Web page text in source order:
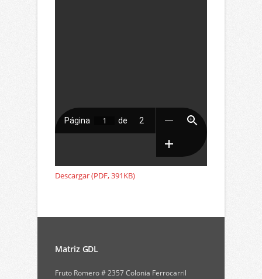
Descargar (PDF, 391KB)
Matriz GDL
Fruto Romero # 2357 Colonia Ferrocarril